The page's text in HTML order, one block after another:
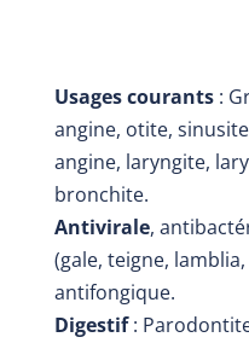
Usages courants:
angine, otite,
angine, laryngite,
bronchite.
Antivirale,
(gale, teigne,
antifongique.
Digestif: